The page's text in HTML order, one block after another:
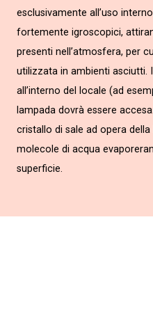
esclusivamente all’uso
fortemente igroscopici,
presenti nell’atmosfera, per
utilizzata in ambienti asciutti.
all’interno del locale (ad
lampada dovrà essere
cristallo di sale ad opera
molecole di acqua
superficie.